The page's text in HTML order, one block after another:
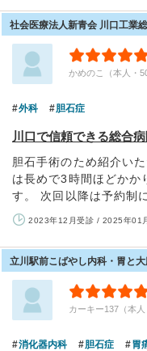
社会医療法人新青会 川口工業
かめのこ（本人・
外科 胆石症
川口で信頼できる総合
胆石手術のため紹介い
は長めで3時間ほどかか
す。 次回以降は予約制
2023年12月受診 / 2025年01
立川駅前こばやし内科・胃と
カーキー137（本
消化器内科 胆石症 胃